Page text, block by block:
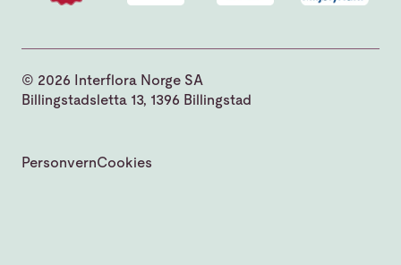
© 2026 Interflora Norge SA
Billingstadsletta 13, 1396 Billingstad
PersonvernCookies